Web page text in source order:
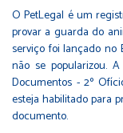
O PetLegal é um
provar a guarda do
serviço foi lançado no
não se popularizou.
Documentos - 2º
esteja habilitado para
documento.